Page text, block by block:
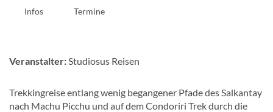
Infos Termine
Veranstalter:Studiosus Reisen
Trekkingreise entlang wenig begangener Pfade des Salkantay
nach Machu Picchu und auf dem Condoriri Trek durch die